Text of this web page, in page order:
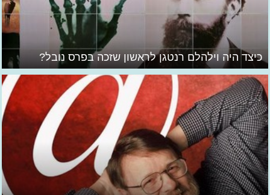
כיצד היה וילהלם רנטגן לראשון שזכה בפרס נובל?